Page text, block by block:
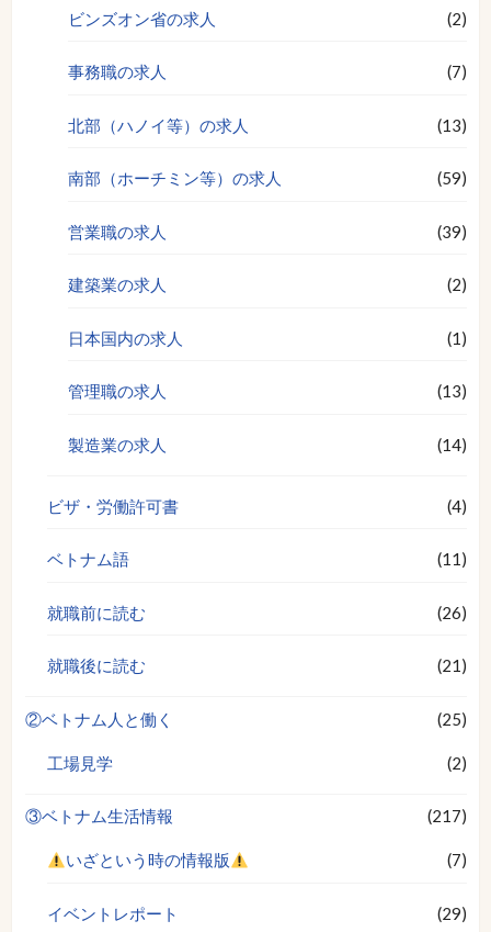
ビンズオン省の求人 (2)
事務職の求人 (7)
北部（ハノイ等）の求人 (13)
南部（ホーチミン等）の求人 (59)
営業職の求人 (39)
建築業の求人 (2)
日本国内の求人 (1)
管理職の求人 (13)
製造業の求人 (14)
ビザ・労働許可書 (4)
ベトナム語 (11)
就職前に読む (26)
就職後に読む (21)
②ベトナム人と働く (25)
工場見学 (2)
③ベトナム生活情報 (217)
いざという時の情報版 (7)
イベントレポート (29)